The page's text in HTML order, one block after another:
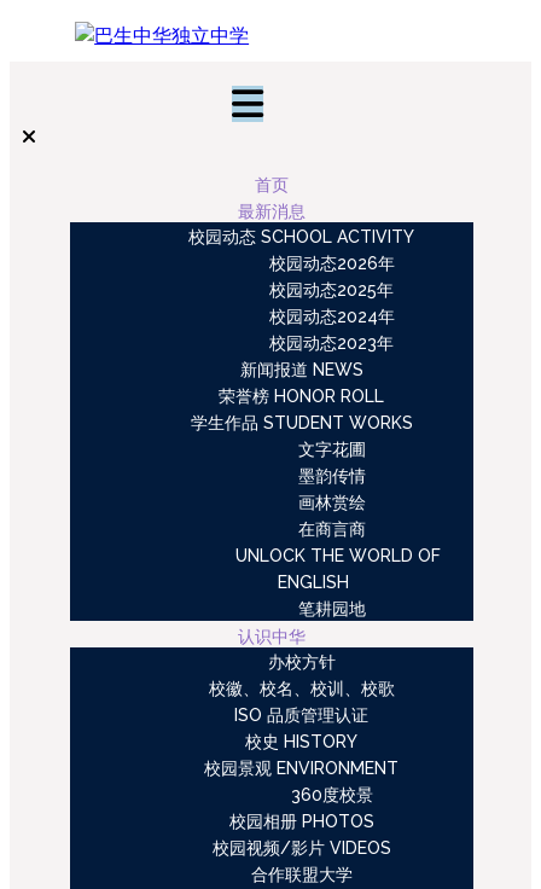
首页
最新消息
校园动态 SCHOOL ACTIVITY
校园动态2026年
校园动态2025年
校园动态2024年
校园动态2023年
新闻报道 NEWS
荣誉榜 HONOR ROLL
学生作品 STUDENT WORKS
文字花圃
墨韵传情
画林赏绘
在商言商
UNLOCK THE WORLD OF
ENGLISH
笔耕园地
认识中华
办校方针
校徽、校名、校训、校歌
ISO 品质管理认证
校史 HISTORY
校园景观 ENVIRONMENT
360度校景
校园相册 PHOTOS
校园视频/影片 VIDEOS
合作联盟大学